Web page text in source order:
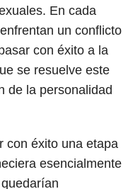
En cada
un conflicto
con éxito a la
se resuelve este
de la personalidad
con éxito una etapa
esencialmente